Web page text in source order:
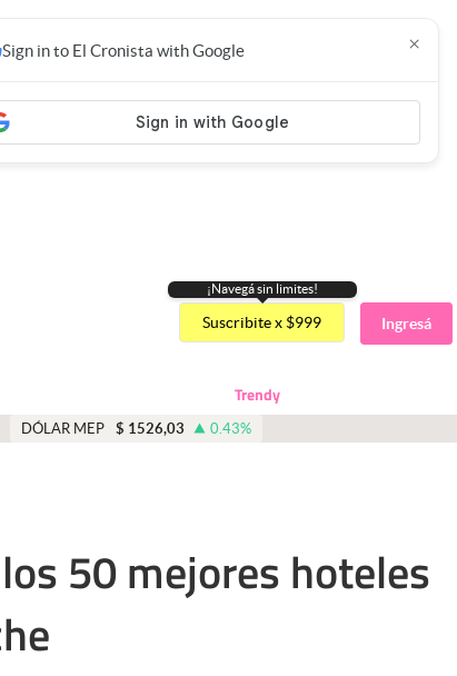
¡Navegá sin limites!
Suscribite x $999 Ingresá
Trendy
DÓLAR MEP $ 1526,03 0.43%
Sign in to El Cronista with Google ×
50 mejores hoteles